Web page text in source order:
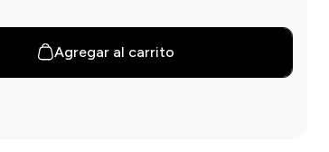
Agregar al carrito